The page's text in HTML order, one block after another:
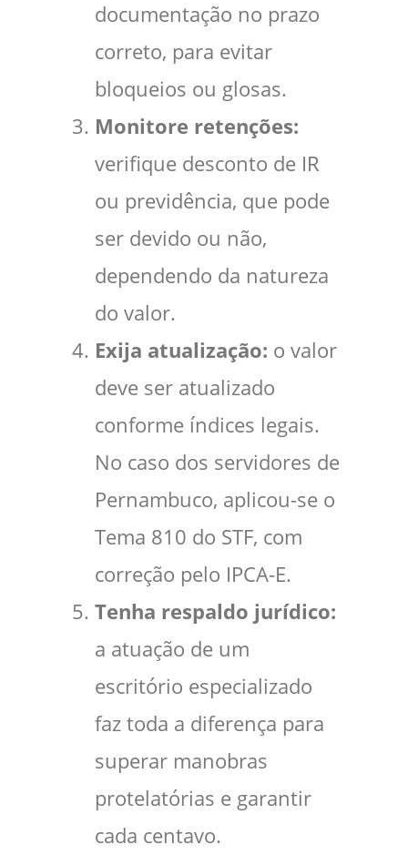
documentação no prazo
correto, para evitar
bloqueios ou glosas.
Monitore retenções:
verifique desconto de IR
ou previdência, que pode
ser devido ou não,
dependendo da natureza
do valor.
Exija atualização: o valor
deve ser atualizado
conforme índices legais.
No caso dos servidores de
Pernambuco, aplicou-se o
Tema 810 do STF, com
correção pelo IPCA-E.
Tenha respaldo jurídico:
a atuação de um
escritório especializado
faz toda a diferença para
superar manobras
protelatórias e garantir
cada centavo.